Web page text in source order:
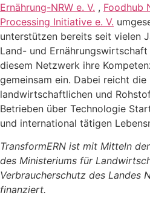
Ernährung-NRW e. V. , Foodhub
Processing Initiative e. V.
unterstützen bereits seit vielen
Land- und
diesem Netzwerk ihre
gemeinsam ein. Dabei reicht
landwirtschaftlichen und
Betrieben über Technologie
und international tätigen
TransformERN ist mit Mitteln
des Ministeriums für
Verbraucherschutz des Landes
finanziert.